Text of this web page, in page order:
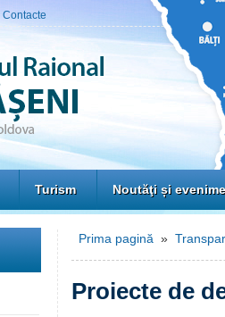
Contacte
Turism Noutăţi și
Prima pagină »
Proiecte de